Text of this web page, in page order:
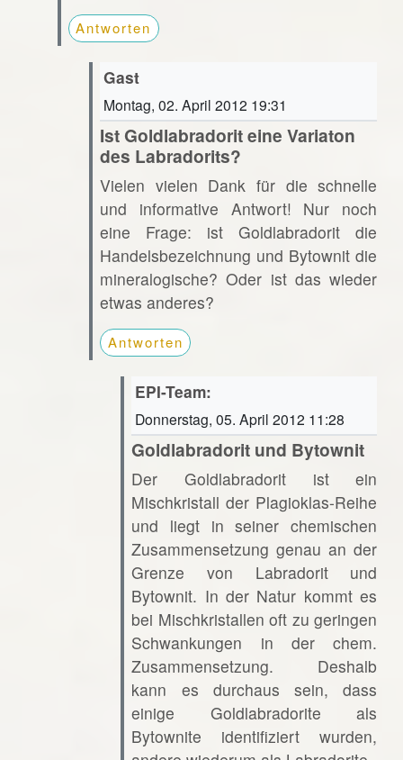
Antworten
Gast
Montag, 02. April 2012 19:31
Ist Goldlabradorit eine Variaton
des Labradorits?
Vielen vielen Dank für die schnelle
und informative Antwort! Nur noch
eine Frage: ist Goldlabradorit die
Handelsbezeichnung und Bytownit die
mineralogische? Oder ist das wieder
etwas anderes?
Antworten
EPI-Team:
Donnerstag, 05. April 2012 11:28
Goldlabradorit und Bytownit
Der Goldlabradorit ist ein
Mischkristall der Plagioklas-Reihe
und liegt in seiner chemischen
Zusammensetzung genau an der
Grenze von Labradorit und
Bytownit. In der Natur kommt es
bei Mischkristallen oft zu geringen
Schwankungen in der chem.
Zusammensetzung. Deshalb
kann es durchaus sein, dass
einige Goldlabradorite als
Bytownite identifiziert wurden,